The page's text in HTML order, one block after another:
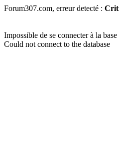
Forum307.com, erreur detecté :
Impossible de se connecter à la base
Could not connect to the database